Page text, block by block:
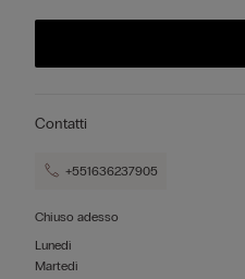
Contatti
+551636237905
Chiuso adesso
Lunedì
Martedì